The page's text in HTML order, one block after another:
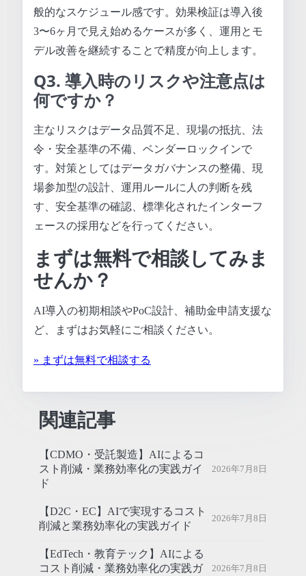
般的なスケジュール感です。効果検証は導入後
3〜6ヶ月で見え始めるケースが多く、運用とモ
デル改善を継続することで精度が向上します。
Q3. 導入時のリスクや注意点は
何ですか？
主なリスクはデータ品質不足、現場の抵抗、法
令・安全基準の不備、ベンダーロックインで
す。対策としてはデータガバナンスの整備、現
場参加型の設計、運用ルールに人の判断を残
す、安全基準の確認、標準化されたインターフ
ェースの採用などを行ってください。
まずは無料で相談してみま
せんか？
AI導入の初期相談やPoC設計、補助金申請支援な
ど、まずはお気軽にご相談ください。
» まずは無料で相談する
関連記事
【CDMO・受託製造】AIによるコ
スト削減・業務効率化の実践ガイ
ド
2026年7月8日
【D2C・EC】AIで実現するコスト
削減と業務効率化の実践ガイド
2026年7月8日
【EdTech・教育テック】AIによる
コスト削減・業務効率化の実践ガ
2026年7月8日